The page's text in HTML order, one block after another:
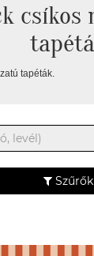
csíkos
tapéták.
Szűrők